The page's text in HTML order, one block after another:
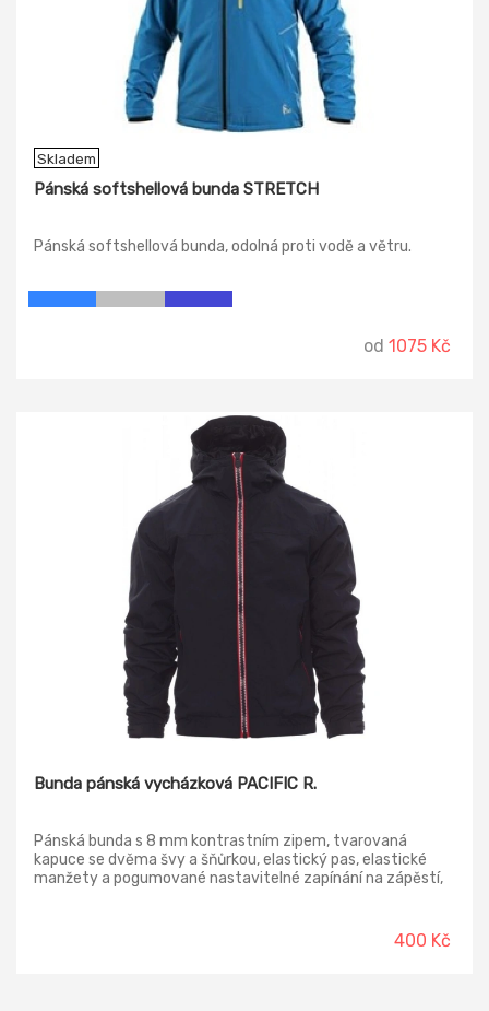
Skladem
Pánská softshellová bunda STRETCH
Pánská softshellová bunda, odolná proti vodě a větru.
od 1075 Kč
Bunda pánská vycházková PACIFIC R.
Pánská bunda s 8 mm kontrastním zipem, tvarovaná
kapuce se dvěma švy a šňůrkou, elastický pas, elastické
manžety a pogumované nastavitelné zapínání na zápěstí,
s otvorem na sluchátka, zip na zádech a hrudi pro snadnější
400 Kč